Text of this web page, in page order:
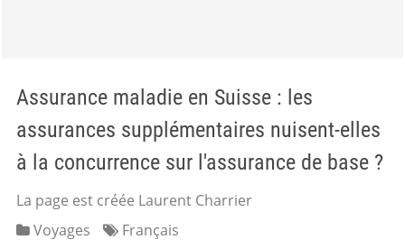
Assurance maladie en Suisse : les
assurances supplémentaires nuisent-elles
à la concurrence sur l'assurance de base ?
La page est créée Laurent Charrier
Voyages
Français